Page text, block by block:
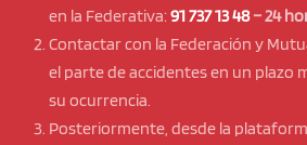
en la Federativa:91 737 13 48– 24
Contactar con la Federación y
el parte de accidentes en un plazo
su ocurrencia.
Posteriormente, desde la